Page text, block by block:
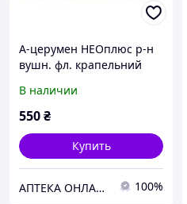
А-церумен НЕОплюс р-н
вушн. фл. крапельний
Gilbert)
В наличии
550₴
Купить
АПТЕКА ОНЛАЙН ТЕХМЕДСЕРВІС 100%